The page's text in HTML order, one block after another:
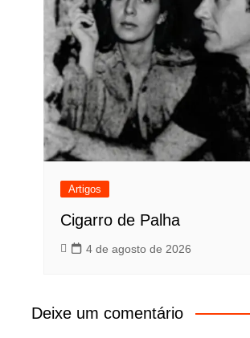
Artigos
Cigarro de Palha
4 de agosto de 2026
Deixe um comentário